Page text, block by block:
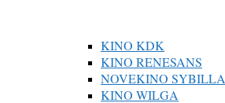
KINO KDK
KINO RENESANS
NOVEKINO SYBILLA
KINO WILGA